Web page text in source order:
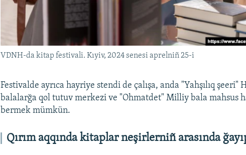
VDNH-da kitap festivali. Kıyiv, 2024 senesi aprelniñ 25-i
Festivalde ayrıca hayriye stendi de çalışa, anda "Yahşılıq şeeri"
balalarğa qol tutuv merkezi ve "Ohmatdet" Milliy bala mahsus
bermek mümkün.
Qırım aqqında kitaplar neşirlerniñ arasında